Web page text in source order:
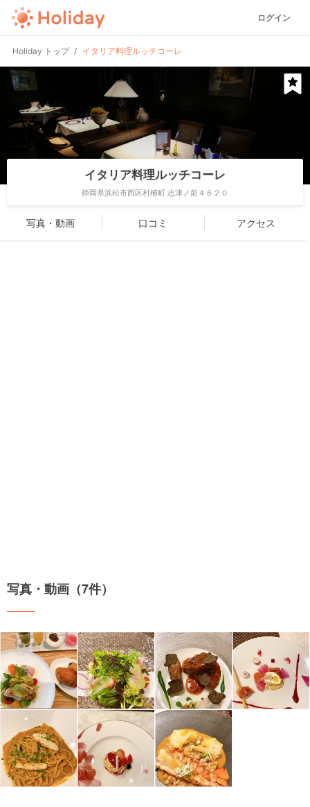
ログイン
Holiday トップ イタリア料理ルッチコーレ
イタリア料理ルッチコーレ
静岡県浜松市西区村櫛町 志津ノ前４６２０
写真・動画 口コミ アクセス
写真・動画（7件）